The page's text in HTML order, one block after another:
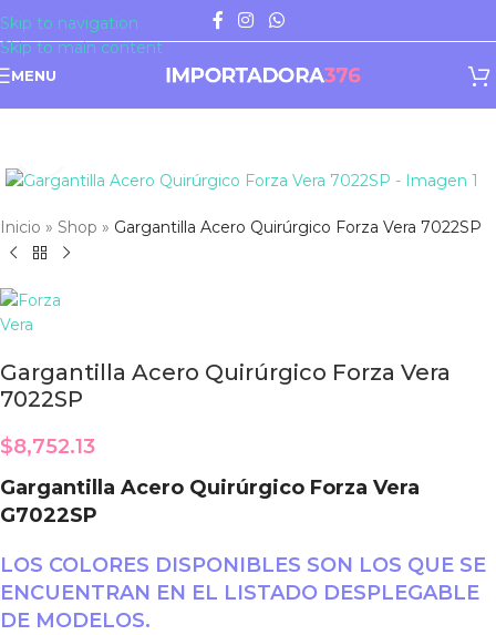
Skip to navigation
Skip to main content
MENU
Inicio » Shop » Gargantilla Acero Quirúrgico Forza Vera 7022SP
Gargantilla Acero Quirúrgico Forza Vera
7022SP
$8,752.13
Gargantilla Acero Quirúrgico Forza Vera
G7022SP
LOS COLORES DISPONIBLES SON LOS QUE SE
ENCUENTRAN EN EL LISTADO DESPLEGABLE
DE MODELOS.